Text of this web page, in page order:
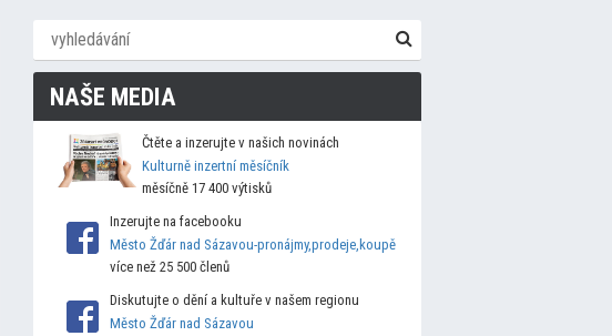
NAŠE MEDIA
Čtěte a inzerujte v našich novinách
Kulturně inzertní měsíčník
měsíčně 17 400 výtisků
Inzerujte na facebooku
Město Žďár nad Sázavou-pronájmy,prodeje,koupě
více než 25 500 členů
Diskutujte o dění a kultuře v našem regionu
Město Žďár nad Sázavou